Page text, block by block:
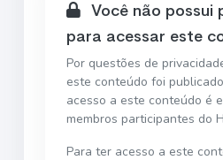
Você não possui
para acessar este
Por questões de
este conteúdo foi
acesso a este conteúdo é
membros participantes do
Para ter acesso a este